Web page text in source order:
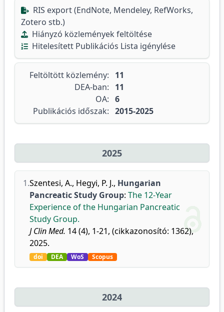
RIS export (EndNote, Mendeley, RefWorks,
Zotero stb.)
Hiányzó közlemények feltöltése
Hitelesített Publikációs Lista igénylése
Feltöltött közlemény:
11
DEA-ban:
11
OA: 6
Publikációs időszak: 2015-2025
2025
1.Szentesi, A., Hegyi, P. J., Hungarian
Pancreatic Study Group: The 12-Year
Experience of the Hungarian Pancreatic
Study Group.
J Clin Med. 14 (4), 1-21, (cikkazonosító: 1362),
2025.
doi DEA WoS Scopus
2024